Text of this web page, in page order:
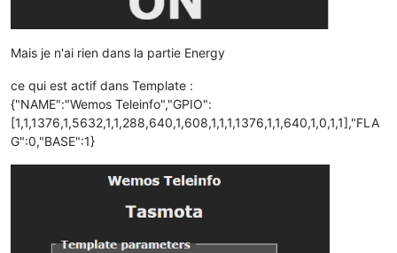
Mais je n'ai rien dans la partie Energy
ce qui est actif dans Template :
{"NAME":"Wemos Teleinfo","GPIO":
[1,1,1376,1,5632,1,1,288,640,1,608,1,1,1,1376,1,1,640,1,0,1,1],"FLA
G":0,"BASE":1}